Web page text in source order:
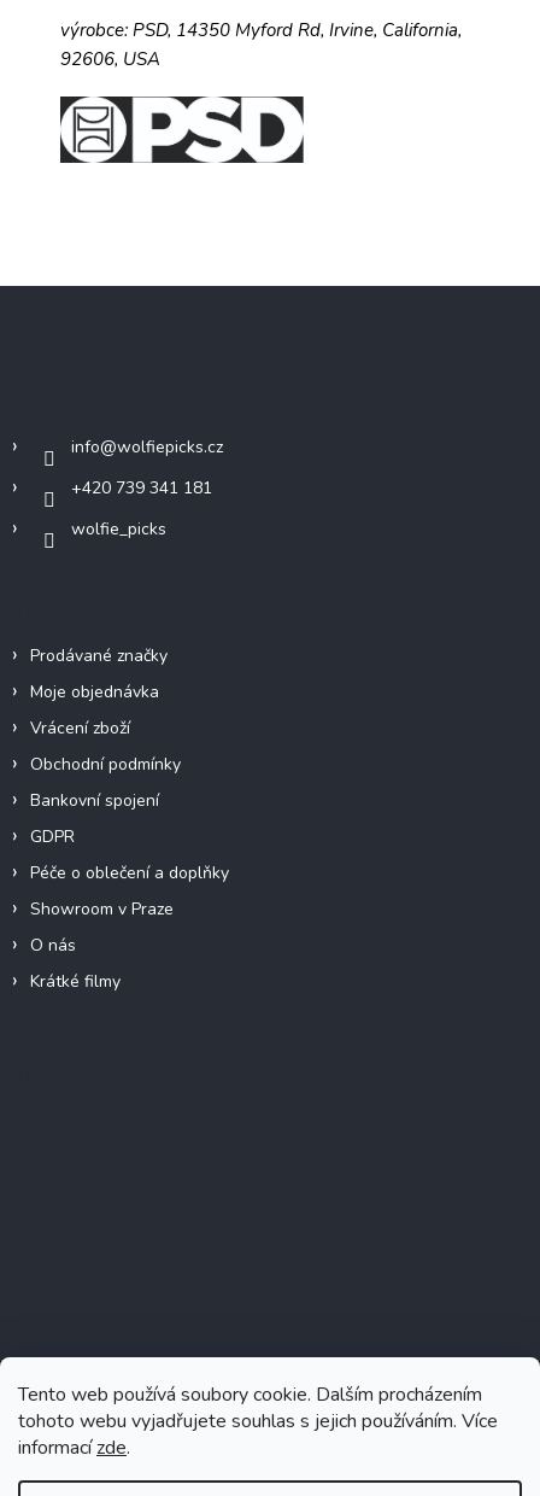
Tento web používá soubory cookie. Dalším procházením
tohoto webu vyjadřujete souhlas s jejich používáním. Více
informacízde.
výrobce: PSD, 14350 Myford Rd, Irvine, California,
92606, USA
info@wolfiepicks.cz
+420 739 341 181
wolfie_picks
Prodávané značky
Moje objednávka
Vrácení zboží
Obchodní podmínky
Bankovní spojení
GDPR
Péče o oblečení a doplňky
Showroom v Praze
O nás
Krátké filmy
Sledovat na Instagramu